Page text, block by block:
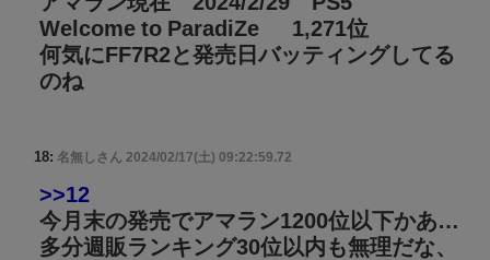
Welcome to ParadiZe 1,271位
何気にFF7R2と発売日バッティングしてる
のね
18: 名無しさん 2024/02/17(土) 09:22:59.72
>>12
今月末の発売でアマラン1200位以下かあ…
多分週販ランキング30位以内も無理だな、